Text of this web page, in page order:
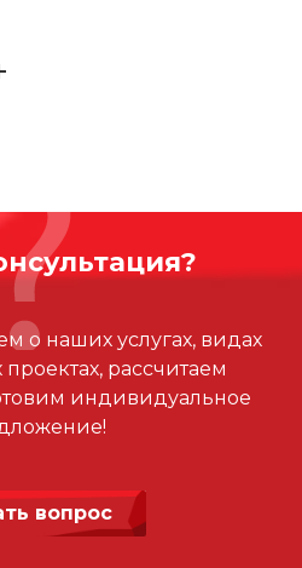
510
Сталь с порошковой покр
о наших услугах, видах
рассчитаем
индивидуальное
вопрос